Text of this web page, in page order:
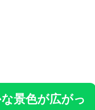
景色が広がっ